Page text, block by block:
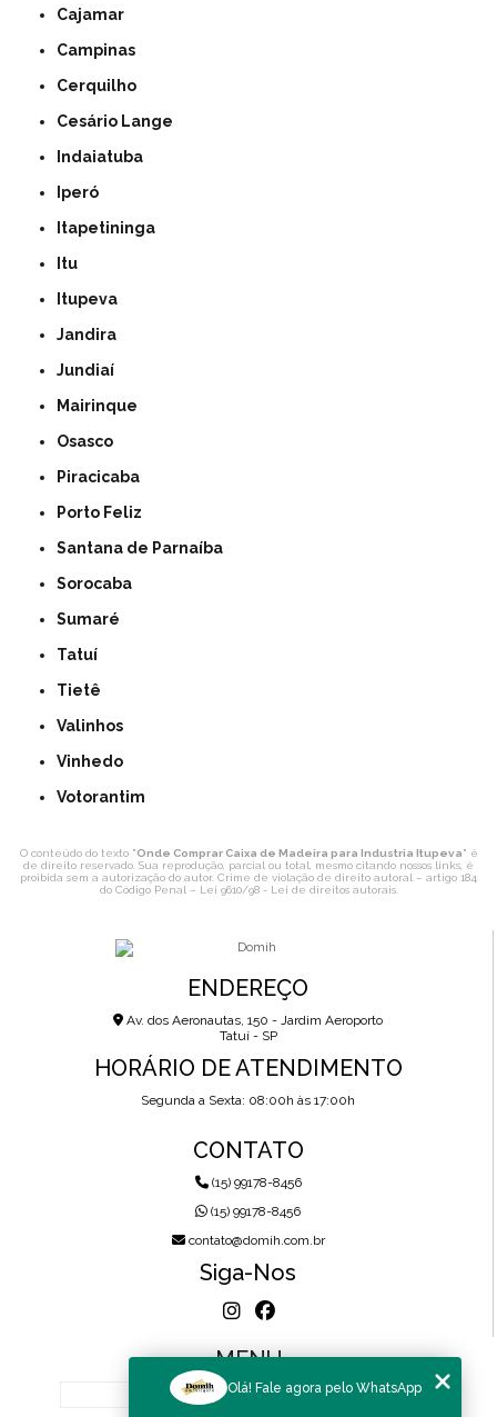
Cajamar
Campinas
Cerquilho
Cesário Lange
Indaiatuba
Iperó
Itapetininga
Itu
Itupeva
Jandira
Jundiaí
Mairinque
Osasco
Piracicaba
Porto Feliz
Santana de Parnaíba
Sorocaba
Sumaré
Tatuí
Tietê
Valinhos
Vinhedo
Votorantim
O conteúdo do texto "Onde Comprar Caixa de Madeira para Industria Itupeva" é
de direito reservado. Sua reprodução, parcial ou total, mesmo citando nossos links, é
proibida sem a autorização do autor. Crime de violação de direito autoral – artigo 184
do Código Penal – Lei 9610/98 - Lei de direitos autorais.
ENDEREÇO
Av. dos Aeronautas, 150 - Jardim Aeroporto
Tatuí - SP
HORÁRIO DE ATENDIMENTO
Segunda a Sexta: 08:00h às 17:00h
CONTATO
(15) 99178-8456
(15) 99178-8456
contato@domih.com.br
Siga-Nos
MENU
HOME
Olá! Fale agora pelo WhatsApp